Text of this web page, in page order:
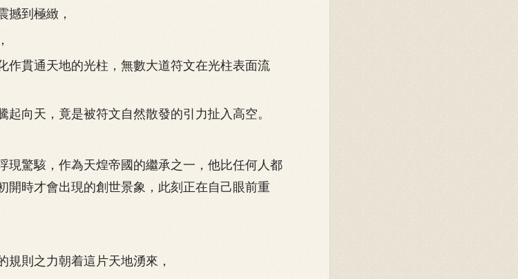
撼到極緻，
貫通天地的光柱，無數大道符文在光柱表面流
向天，竟是被符文自然散發的引力扯入高空。
驚駭，作為天煌帝國的繼承之一，他比任何人都
時才會出現的創世景象，此刻正在自己眼前重
則之力朝着這片天地湧來，